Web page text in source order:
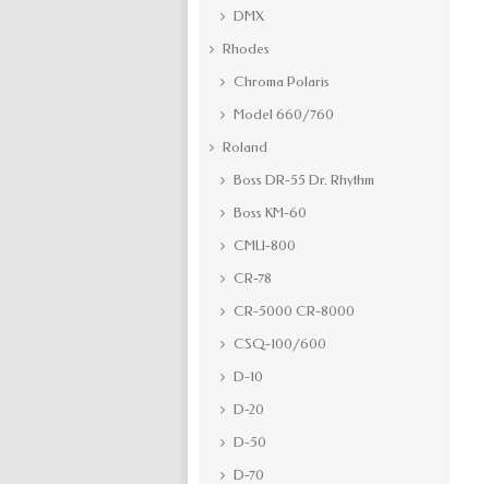
DMX
Rhodes
Chroma Polaris
Model 660/760
Roland
Boss DR-55 Dr. Rhythm
Boss KM-60
CMU-800
CR-78
CR-5000 CR-8000
CSQ-100/600
D-10
D-20
D-50
D-70